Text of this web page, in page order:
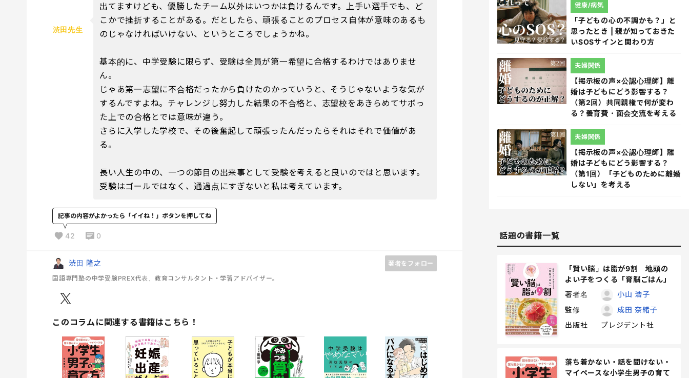
渋田先生
出てますけども、優勝したチーム以外はいつかは負けるんです。上手い選手でも、ど
こかで挫折することがある。だとしたら、頑張ることのプロセス自体が意味のあるも
のじゃなければいけない、というところでしょうかね。
基本的に、中学受験に限らず、受験は全員が第一希望に合格するわけではありませ
ん。
じゃあ第一志望に不合格だったから負けたのかっていうと、そうじゃないような気が
するんですよね。チャレンジし努力した結果の不合格と、志望校をあきらめてサボっ
た上での合格とでは意味が違う。
さらに入学した学校で、その後奮起して頑張ったんだったらそれはそれで価値があ
る。
長い人生の中の、一つの節目の出来事として受験を考えると良いのではと思います。
受験はゴールではなく、通過点にすぎないと私は考えています。
記事の内容がよかったら「イイね！」ボタンを押してね
42 0
渋田 隆之
著者をフォロー
国語専門塾の中学受験PREX代表、教育コンサルタント・学習アドバイザー。
このコラムに関連する書籍はこちら！
「子どもの心の不調かも？」と
思ったとき | 親が知っておきた
いSOSサインと関わり方
健康/病気
【掲示板の声×公認心理師】離
婚は子どもにどう影響する？
（第2回）共同親権で何が変わ
る？養育費・面会交流を考える
夫婦関係
【掲示板の声×公認心理師】離
婚は子どもにどう影響する？
（第1回）「子どものために離婚
しない」を考える
夫婦関係
話題の書籍一覧
「賢い脳」は脂が9割 地頭の
よい子をつくる「育脳ごはん」
著者名
小山 浩子
監修
成田 奈緒子
出版社
プレジデント社
落ち着かない・話を聞けない・
マイペースな小学生男子の育て